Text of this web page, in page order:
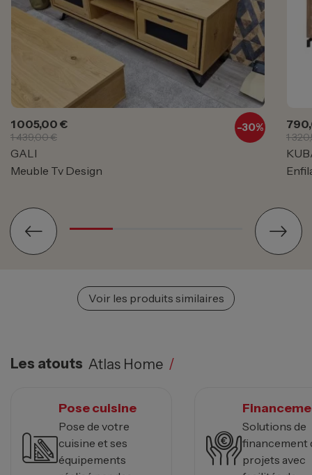
-30%
Prix
1 005,00 €Prix de base
1 439,00 €
GALI
Meuble Tv Design
Prix
1
Voir les produits similaires
Les atouts Atlas Home /
Pose cuisine
Pose de votre
cuisine et ses
équipements
Solutions de
financement
projets avec